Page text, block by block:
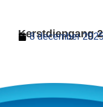
Kerstdiepgang
8 december